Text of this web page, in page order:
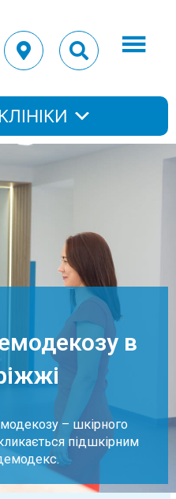
в
– шкірного
підшкірним